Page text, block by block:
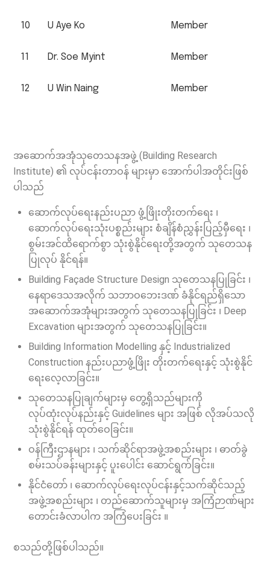
10 U Aye Ko Member
11 Dr. Soe Myint Member
12 U Win Naing Member
အဆောက်အအုံသုတေသနအဖွဲ့ (Building Research
Institute) ၏ လုပ်ငန်းတာဝန် များမှာ အောက်ပါအတိုင်းဖြစ်
ပါသည်
ဆောက်လုပ်ရေးနည်းပညာ ဖွံ့ဖြိုးတိုးတက်ရေး ၊
ဆောက်လုပ်ရေးသုံးပစ္စည်းများ စံချိန်စံညွှန်းပြည့်မှီရေး ၊
စွမ်းအင်ထိရောက်စွာ သုံးစွဲနိုင်ရေးတို့အတွက် သုတေသန
ပြုလုပ် နိုင်ရန်။
Building Façade Structure Design သုတေသနပြုခြင်း ၊
နေရာဒေသအလိုက် သဘာဝဘေးဒဏ် ခံနိုင်ရည်ရှိသော
အဆောက်အအုံများအတွက် သုတေသနပြုခြင်း ၊ Deep
Excavation များအတွက် သုတေသနပြုခြင်း။
Building Information Modelling နှင့် Industrialized
Construction နည်းပညာဖွံ့ဖြိုး တိုးတက်ရေးနှင့် သုံးစွဲနိုင်
ရေးလေ့လာခြင်း။
သုတေသနပြုချက်များမှ တွေ့ရှိသည်များကို
လုပ်ထုံးလုပ်နည်းနှင့် Guidelines များ အဖြစ် လိုအပ်သလို
သုံးစွဲနိုင်ရန် ထုတ်ဝေခြင်း။
ဝန်ကြီးဌာနများ ၊ သက်ဆိုင်ရာအဖွဲ့အစည်းများ ၊ ဓာတ်ခွဲ
စမ်းသပ်ခန်းများနှင့် ပူးပေါင်း ဆောင်ရွက်ခြင်း။
နိုင်ငံတော် ၊ ဆောက်လုပ်ရေးလုပ်ငန်းနှင့်သက်ဆိုင်သည့်
အဖွဲ့အစည်းများ ၊ တည်ဆောက်သူများမှ အကြံဉာဏ်များ
တောင်းခံလာပါက အကြံပေးခြင်း ။
စသည်တို့ဖြစ်ပါသည်။